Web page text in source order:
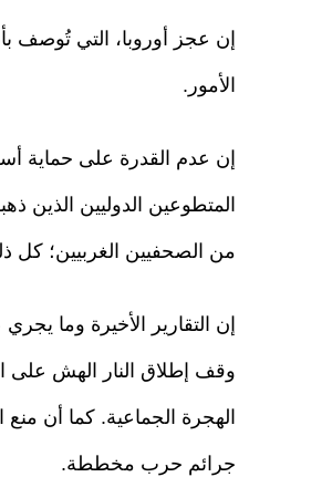
إن عجز أوروبا، التي تُوصف
الأمور.
إن عدم القدرة على حماية
المتطوعين الدوليين الذين
من الصحفيين الغربيين؛ كل
إن التقارير الأخيرة وما
وقف إطلاق النار الهش على
الهجرة الجماعية. كما أن منع
جرائم حرب مخططة.